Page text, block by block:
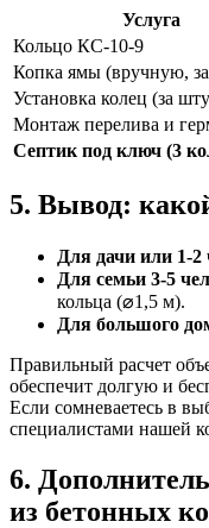
Услуга
Кольцо КС-10-9
Копка ямы (вручную,
Установка колец (за
Монтаж перелива и
Септик под ключ (3
5. Вывод:
Для дачи или 1-2
Для семьи 3-5
кольца (⌀1,5 м).
Для большого
Правильный расчет
обеспечит долгую и
Если сомневаетесь в
специалистами нашей
6.
из бетонных